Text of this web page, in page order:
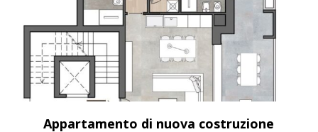
Appartamento di nuova costruzione